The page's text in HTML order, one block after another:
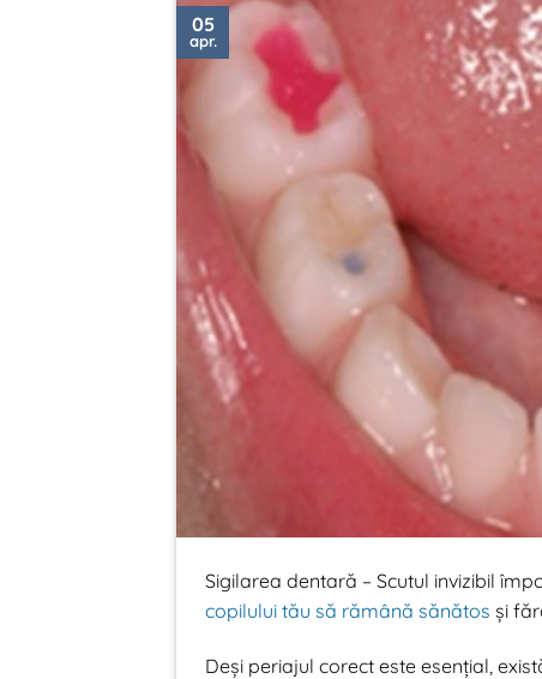
05
apr.
Sigilarea dentară – Scutul invizibil
copilului tău să rămână sănătos și
Deși periajul corect este esențial,